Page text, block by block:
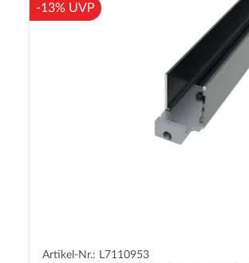
-13% UVP
Artikel-Nr.: L7110953